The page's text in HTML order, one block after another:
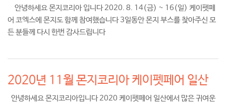
안녕하세요 몬지코리아 입니다 2020. 8. 14(금) ~ 16(일) 케이펫페
어 코엑스에 몬지도 함께 참여했습니다 3일동안 몬지 부스를 찾아주신 모
든 분들께 다시 한번 감사드립니다
2020년 11월 몬지코리아 케이펫페어 일산
안녕하세요 몬지코리아입니다 2020 케이펫페어 일산에서 많은 귀여운